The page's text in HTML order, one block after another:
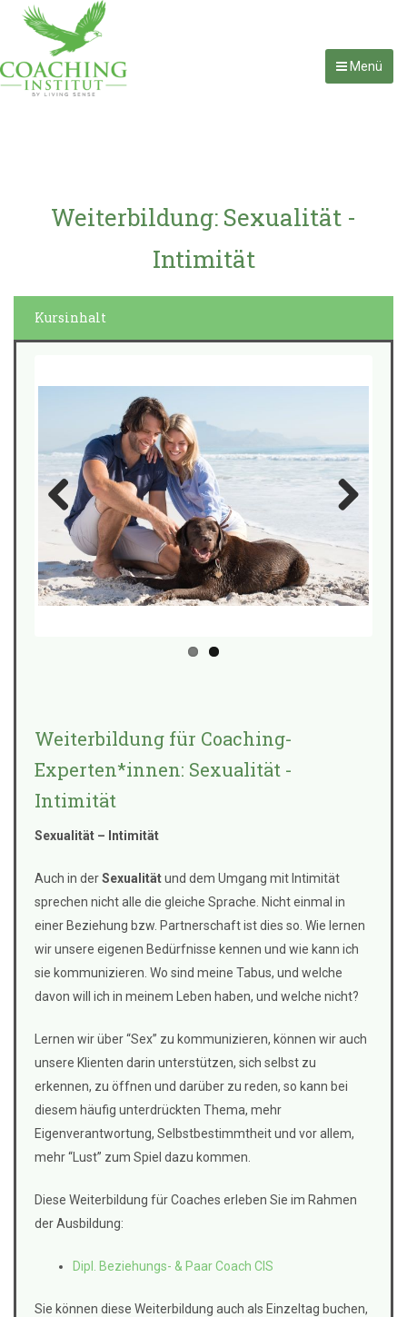
Menü
Weiterbildung: Sexualität -
Intimität
Kursinhalt
Previo
Weiterbildung für Coaching-
Experten*innen: Sexualität -
Intimität
Sexualität – Intimität
Auch in derSexualitätund dem Umgang mit Intimität
sprechen nicht alle die gleiche Sprache. Nicht einmal in
einer Beziehung bzw. Partnerschaft ist dies so. Wie lernen
wir unsere eigenen Bedürfnisse kennen und wie kann ich
sie kommunizieren. Wo sind meine Tabus, und welche
davon will ich in meinem Leben haben, und welche nicht?
Lernen wir über “Sex” zu kommunizieren, können wir auch
unsere Klienten darin unterstützen, sich selbst zu
erkennen, zu öffnen und darüber zu reden, so kann bei
diesem häufig unterdrückten Thema, mehr
Eigenverantwortung, Selbstbestimmtheit und vor allem,
mehr “Lust” zum Spiel dazu kommen.
Diese Weiterbildung für Coaches erleben Sie im Rahmen
der Ausbildung:
Dipl. Beziehungs- & Paar Coach CIS
Sie können diese Weiterbildung auch als Einzeltag buchen,